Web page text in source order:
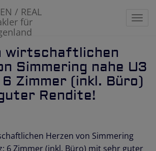
wirtschaftlichen
Simmering nahe U3
Zimmer (inkl. Büro)
Rendite!